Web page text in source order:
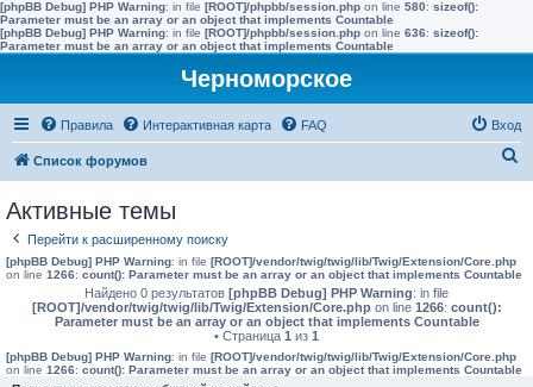
[phpBB Debug] PHP Warning: in file [ROOT]/phpbb/session.php on line 580: sizeof():
Parameter must be an array or an object that implements Countable
[phpBB Debug] PHP Warning: in file [ROOT]/phpbb/session.php on line 636: sizeof():
Parameter must be an array or an object that implements Countable
Черноморское
Правила Интерактивная карта FAQ Вход
Список форумов
к
Активные темы
Перейти к расширенному поиску
[phpBB Debug] PHP Warning: in file [ROOT]/vendor/twig/twig/lib/Twig/Extension/Core.php
on line 1266: count(): Parameter must be an array or an object that implements Countable
Найдено 0 результатов [phpBB Debug] PHP Warning: in file
[ROOT]/vendor/twig/twig/lib/Twig/Extension/Core.phpon line 1266: count():
Parameter must be an array or an object that implements Countable
• Страница 1 из 1
[phpBB Debug] PHP Warning: in file [ROOT]/vendor/twig/twig/lib/Twig/Extension/Core.php
on line 1266: count(): Parameter must be an array or an object that implements Countable